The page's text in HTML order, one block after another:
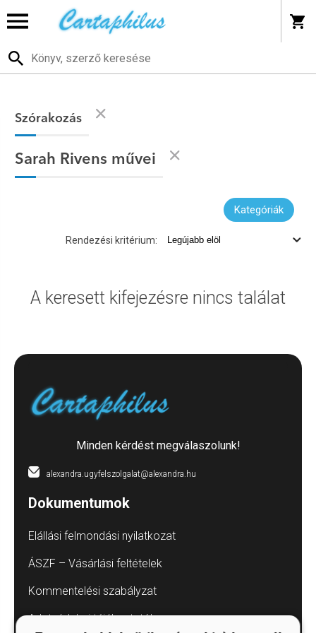
Szórakozás
Sarah Rivens művei
Kategóriák
Rendezési kritérium:
A keresett kifejezésre nincs találat
Minden kérdést megválaszolunk!
alexandra.ugyfelszolgalat@alexandra.hu
Dokumentumok
Elállási felmondási nyilatkozat
ÁSZF – Vásárlási feltételek
Kommentelési szabályzat
Adatvédelmi tájékoztatók